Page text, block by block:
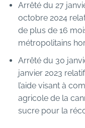
Arrêté du 27
octobre 2024
de plus de 16
métropolitains
Arrêté du 30
janvier 2023
l’aide visant à
agricole de la
sucre pour la